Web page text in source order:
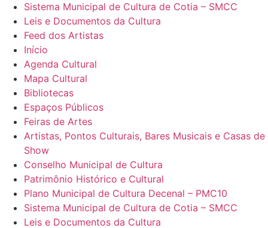
Sistema Municipal de Cultura de Cotia – SMCC
Leis e Documentos da Cultura
Feed dos Artistas
Início
Agenda Cultural
Mapa Cultural
Bibliotecas
Espaços Públicos
Feiras de Artes
Artistas, Pontos Culturais, Bares Musicais e Casas de
Show
Conselho Municipal de Cultura
Patrimônio Histórico e Cultural
Plano Municipal de Cultura Decenal – PMC10
Sistema Municipal de Cultura de Cotia – SMCC
Leis e Documentos da Cultura